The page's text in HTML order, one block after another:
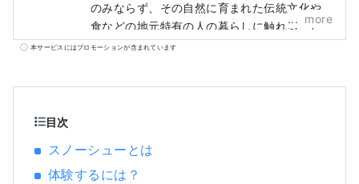
のみならず、その自然に育まれた伝統文化や
食などの地元特有の人の暮らしに触れること
ができるのが特徴です。 多様な自然風景と、
さい！
more
本サービスにはプロモーションが含まれています
目次
スノーシューとは
体験するには？